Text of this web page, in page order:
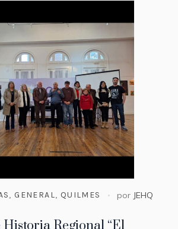
, GENERAL, QUILMES por JEHQ